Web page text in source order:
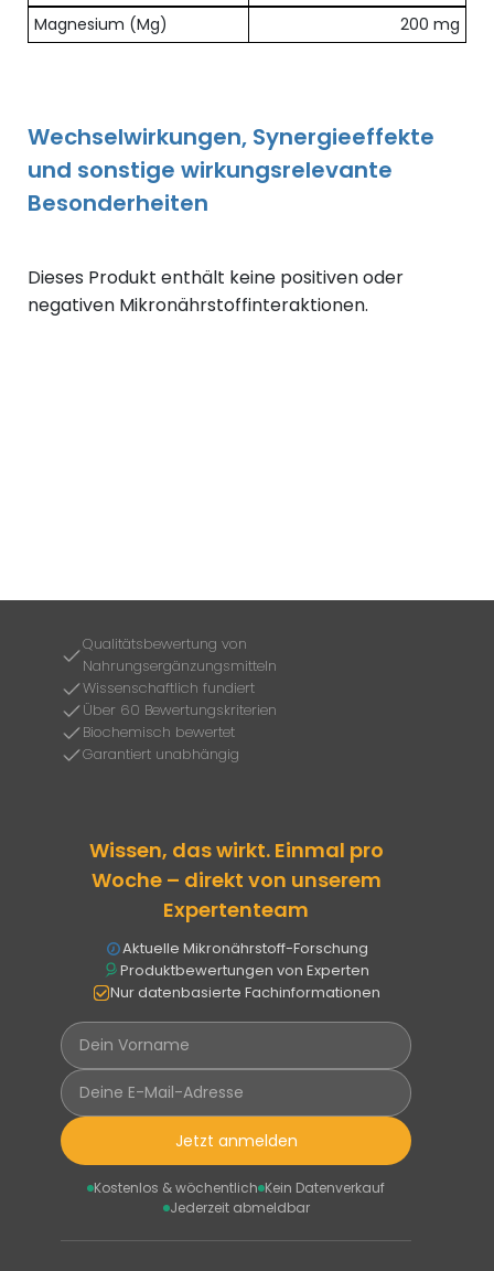
Übersicht der enthaltenen Nährstoffe pro Dosis
Magnesium (Mg)
200 mg
Wechselwirkungen, Synergieeffekte
und sonstige wirkungsrelevante
Besonderheiten
Dieses Produkt enthält keine positiven oder
negativen Mikronährstoffinteraktionen.
Qualitätsbewertung von
Nahrungsergänzungsmitteln
Wissenschaftlich fundiert
Über 60 Bewertungskriterien
Biochemisch bewertet
Garantiert unabhängig
Wissen, das wirkt. Einmal pro
Woche – direkt von unserem
Expertenteam
Aktuelle Mikronährstoff-Forschung
Produktbewertungen von Experten
Nur datenbasierte Fachinformationen
Jetzt anmelden
Kostenlos & wöchentlich Kein Datenverkauf
Jederzeit abmeldbar